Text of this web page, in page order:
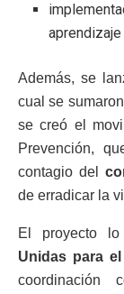
Además, se
cual se
se creó el
Prevención,
contagio del
de erradicar la
El proyecto
Unidas para
coordinación